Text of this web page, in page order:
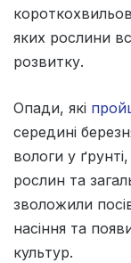
яких рослини
розвитку.
Опади, які
середині
вологи у
рослин та
зволожили
насіння та
культур.